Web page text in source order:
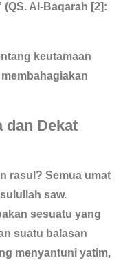
(QS. Al-Baqarah [2]:
keutamaan
dan Dekat
rasul? Semua umat
saw.
sesuatu yang
suatu balasan
menyantuni yatim,